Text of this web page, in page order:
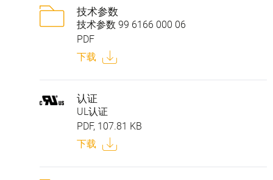
技术参数
技术参数 99 6166 000 06
PDF
下载
认证
UL认证
PDF, 107.81 KB
下载